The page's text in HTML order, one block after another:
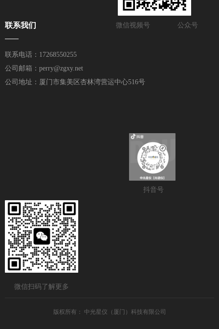
微信扫码了解更多
版权所有： 中光星仪（厦门）科技有限公司
联系我们
——
联系电话：17268550255
公司邮箱：perry@zgxy.net
公司地址：厦门市集美区杏林湾营运中心516号
微信视频号 公众号
抖音号